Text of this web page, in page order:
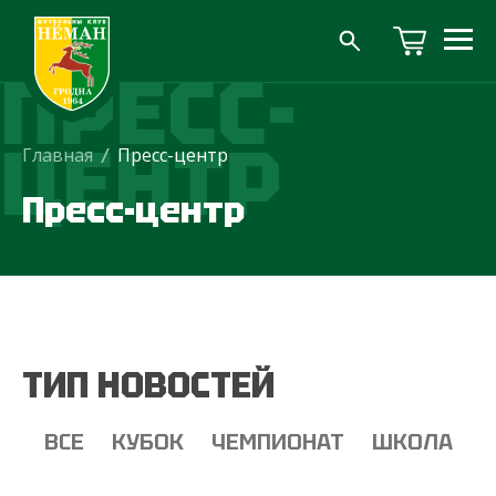
ПРЕСС-
ЦЕНТР
Главная / Пресс-центр
Пресс-центр
ТИП НОВОСТЕЙ
ВСЕ КУБОК ЧЕМПИОНАТ ШКОЛА